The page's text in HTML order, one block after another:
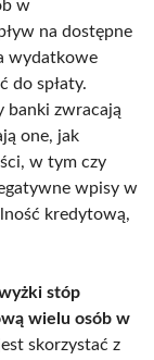
w
na dostępne
wydatkowe
do spłaty.
banki zwracają
one, jak
w tym czy
wpisy w
kredytową,
stóp
wielu osób w
skorzystać z